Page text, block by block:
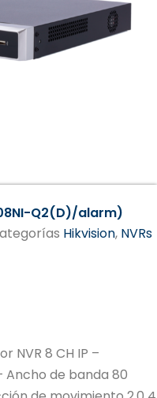
Q2(D)/alarm)
Hikvision, NVRs
NVR 8 CH IP –
Ancho de banda 80